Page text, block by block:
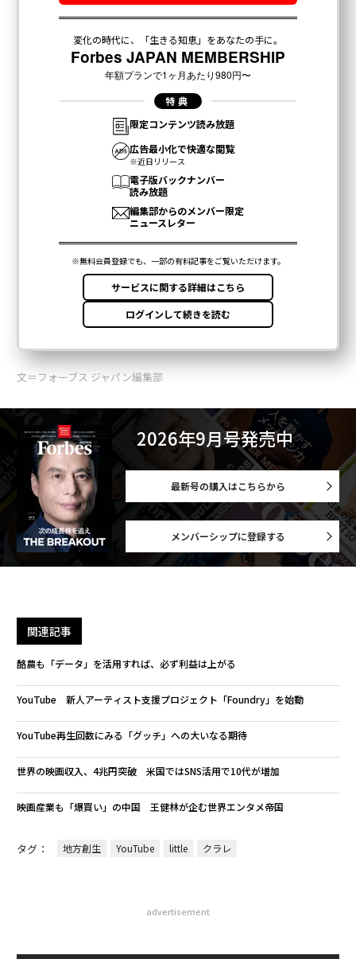
文＝フォーブス ジャパン編集部
2026年9月号発売中
最新号の購入はこちらから
メンバーシップに登録する
関連記事
酪農も「データ」を活用すれば、必ず利益は上がる
YouTube 新人アーティスト支援プロジェクト「Foundry」を始動
YouTube再生回数にみる「グッチ」への大いなる期待
世界の映画収入、4兆円突破 米国ではSNS活用で10代が増加
映画産業も「爆買い」の中国 王健林が企む世界エンタメ帝国
タグ： 地方創生 YouTube little クラレ
advertisement